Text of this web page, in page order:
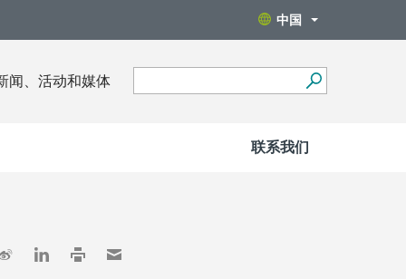
中国
闻、活动和媒体
联系我们